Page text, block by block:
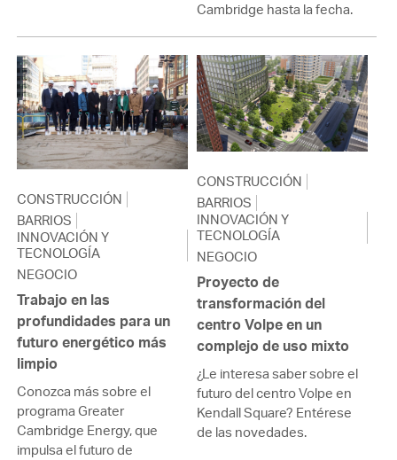
Cambridge hasta la fecha.
CONSTRUCCIÓN
BARRIOS
INNOVACIÓN Y
TECNOLOGÍA
NEGOCIO
Trabajo en las
profundidades para un
futuro energético más
limpio
Conozca más sobre el
programa Greater
Cambridge Energy, que
impulsa el futuro de
CONSTRUCCIÓN
BARRIOS
INNOVACIÓN Y
TECNOLOGÍA
NEGOCIO
Proyecto de
transformación del
centro Volpe en un
complejo de uso mixto
¿Le interesa saber sobre el
futuro del centro Volpe en
Kendall Square? Entérese
de las novedades.